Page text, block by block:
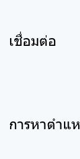
เชื่อมต่อ
การหาตำแ